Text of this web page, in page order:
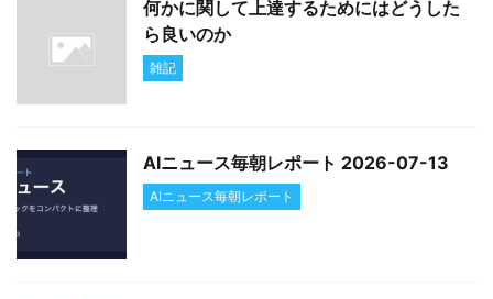
何かに関して上達するためにはどうした
ら良いのか
雑記
AIニュース毎朝レポート 2026-07-13
AIニュース毎朝レポート